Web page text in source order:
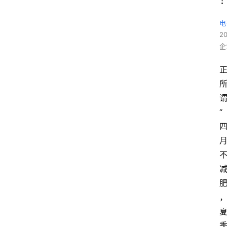
正
所
谓
“
四
月
不
减
肥
，
夏